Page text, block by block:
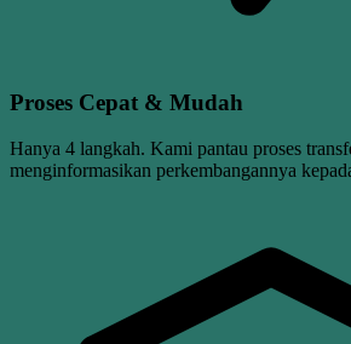
Proses Cepat & Mudah
Hanya 4 langkah. Kami pantau proses
menginformasikan perkembangannya